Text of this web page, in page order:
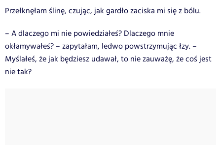
Przełknęłam ślinę, czując, jak gardło zaciska mi się z bólu.
– A dlaczego mi nie powiedziałeś? Dlaczego mnie
okłamywałeś? – zapytałam, ledwo powstrzymując łzy. –
Myślałeś, że jak będziesz udawał, to nie zauważę, że coś jest
nie tak?